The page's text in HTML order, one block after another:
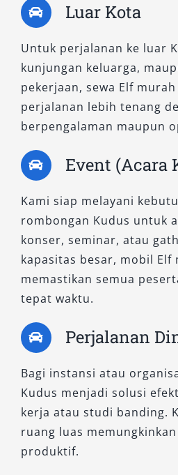
Luar Kota
Untuk perjalanan ke luar
kunjungan keluarga,
pekerjaan, sewa Elf
perjalanan lebih tenang
berpengalaman maupun
Event (Acara
Kami siap melayani
rombongan Kudus untuk
konser, seminar, atau
kapasitas besar, mobil Elf
memastikan semua
tepat waktu.
Perjalanan
Bagi instansi atau
Kudus menjadi solusi
kerja atau studi banding.
ruang luas
produktif.